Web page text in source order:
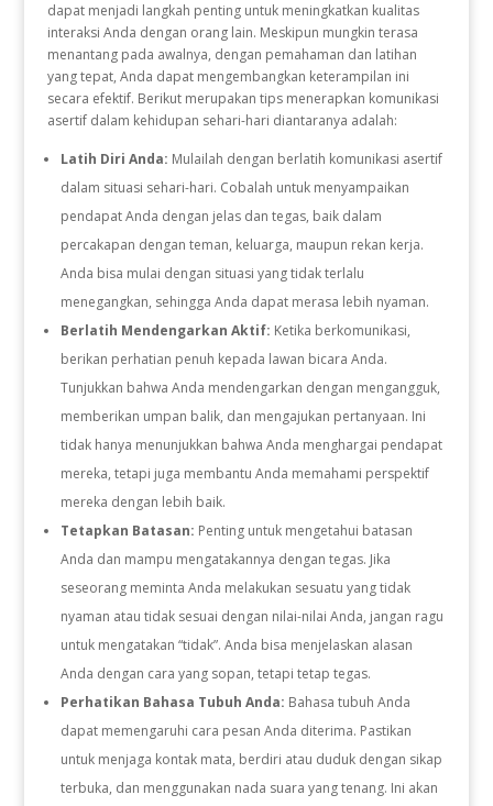
dapat menjadi langkah penting untuk meningkatkan kualitas
interaksi Anda dengan orang lain. Meskipun mungkin terasa
menantang pada awalnya, dengan pemahaman dan latihan
yang tepat, Anda dapat mengembangkan keterampilan ini
secara efektif. Berikut merupakan tips menerapkan komunikasi
asertif dalam kehidupan sehari-hari diantaranya adalah:
Latih Diri Anda: Mulailah dengan berlatih komunikasi asertif
dalam situasi sehari-hari. Cobalah untuk menyampaikan
pendapat Anda dengan jelas dan tegas, baik dalam
percakapan dengan teman, keluarga, maupun rekan kerja.
Anda bisa mulai dengan situasi yang tidak terlalu
menegangkan, sehingga Anda dapat merasa lebih nyaman.
Berlatih Mendengarkan Aktif: Ketika berkomunikasi,
berikan perhatian penuh kepada lawan bicara Anda.
Tunjukkan bahwa Anda mendengarkan dengan mengangguk,
memberikan umpan balik, dan mengajukan pertanyaan. Ini
tidak hanya menunjukkan bahwa Anda menghargai pendapat
mereka, tetapi juga membantu Anda memahami perspektif
mereka dengan lebih baik.
Tetapkan Batasan: Penting untuk mengetahui batasan
Anda dan mampu mengatakannya dengan tegas. Jika
seseorang meminta Anda melakukan sesuatu yang tidak
nyaman atau tidak sesuai dengan nilai-nilai Anda, jangan ragu
untuk mengatakan “tidak”. Anda bisa menjelaskan alasan
Anda dengan cara yang sopan, tetapi tetap tegas.
Perhatikan Bahasa Tubuh Anda: Bahasa tubuh Anda
dapat memengaruhi cara pesan Anda diterima. Pastikan
untuk menjaga kontak mata, berdiri atau duduk dengan sikap
terbuka, dan menggunakan nada suara yang tenang. Ini akan